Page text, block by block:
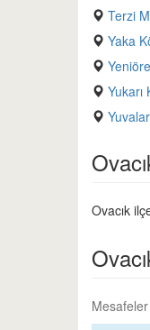
Terzi
Yaka
Yukarı
Ovacık
Mesafeler